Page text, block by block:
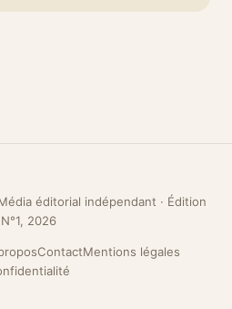
éditorial indépendant · Édition
N°1, 2026
ContactMentions légales